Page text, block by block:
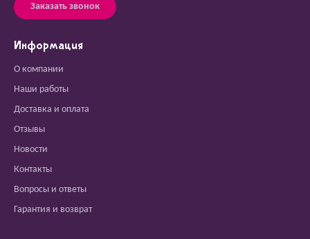
Заказать звонок
Информация
О компании
Наши работы
Доставка и оплата
Отзывы
Новости
Контакты
Вопросы и ответы
Гарантия и возврат